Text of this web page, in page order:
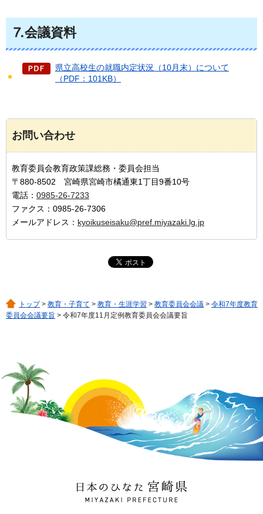
⒎会議資料
県立高校生の就職内定状況（10月末）について
（PDF：101KB）
お問い合わせ
教育委員会教育政策課総務・委員会担当
〒880-8502 宮崎県宮崎市橘通東1丁目9番10号
電話： 0985-26-7233
ファクス：0985-26-7306
メールアドレス： kyoikuseisaku@pref.miyazaki.lg.jp
トップ> 教育・子育て > 教育・生涯学習 > 教育委員会会議 > 令和7年度教育
委員会会議要旨 > 令和7年度11月定例教育委員会会議要旨
日本のひなた 宮崎県
MIYAZAKI PREFECTURE